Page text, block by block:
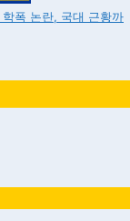
폭 논란, 국대 근황까